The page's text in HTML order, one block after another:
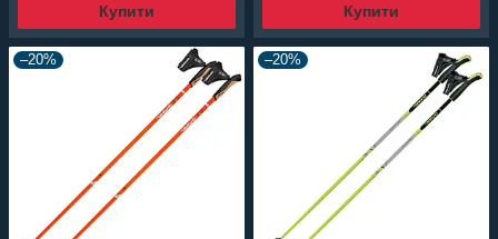
Купити Купити
–20% –20%